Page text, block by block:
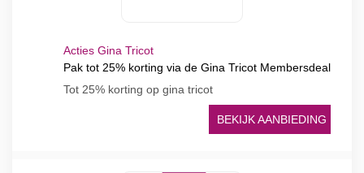
Acties Gina Tricot
Pak tot 25% korting via de Gina Tricot Membersdeal
Tot 25% korting op gina tricot
BEKIJK AANBIEDING